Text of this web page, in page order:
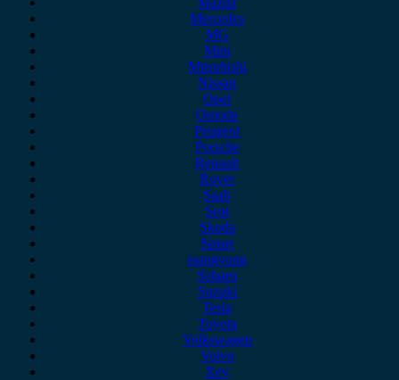
Mercedes
MG
Mini
Mitsubishi
Nissan
Opel
Omoda
Peugeot
Porsche
Renault
Rover
Saab
Seat
Skoda
Smart
ssangyong
Subaru
Suzuki
Tesla
Toyota
Volkswagen
Volvo
Xev